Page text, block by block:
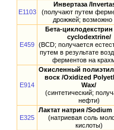
E1103
Инвертаза /
(получают путем
дрожжей;
E459
Бета-циклодекстрин
cyclodextrine/
(BCD; получается
путем в результате
ферментов на
E914
Окисленный
воск /Oxidized
Wax/
(синтетический;
нефти)
E325
Лактат натрия /
(натриевая соль
кислоты)